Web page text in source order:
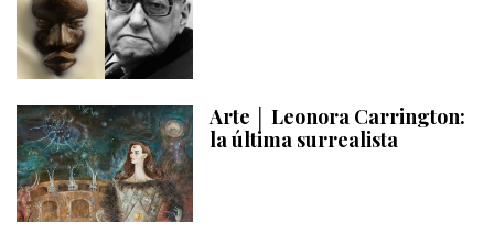
Arte │ Leonora Carrington:
la última surrealista